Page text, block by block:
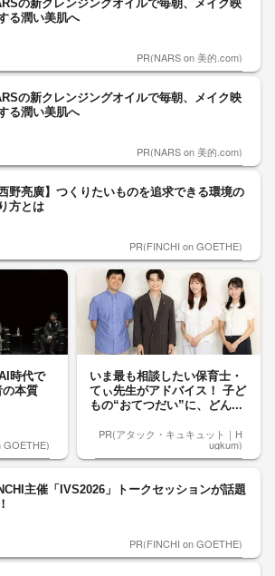
の新クレンジングオイルで毎朝、メイク映
る潤い美肌へ
PR(NARS on 美的.com)
の新クレンジングオイルで毎朝、メイク映
る潤い美肌へ
PR(NARS on 美的.com)
西野亮廣】つくりたいものを追求できる環境の
方とは
PR(FINCHI on GOETHE)
時代で
の本質
GOETHE)
いま最も相談したい保育士・
てぃ先生がアドバイス！ 子ど
もの“おてつだい”に、どん...
PR(アタック・キュキュット｜H
ugkum)
主催「IVS2026」トークセッションが話題
PR(FINCHI on GOETHE)